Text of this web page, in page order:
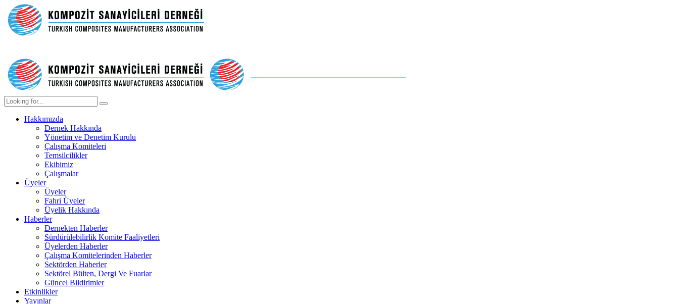
Hakkımızda
Dernek Hakkında
Yönetim ve Denetim Kurulu
Çalışma Komiteleri
Temsilcilikler
Ekibimiz
Çalışmalar
Üyeler
Üyeler
Fahri Üyeler
Üyelik Hakkında
Haberler
Dernekten Haberler
Sürdürülebilirlik Komite Faaliyetleri
Üyelerden Haberler
Çalışma Komitelerinden Haberler
Sektörden Haberler
Sektörel Bülten, Dergi Ve Fuarlar
Güncel Bildirimler
Etkinlikler
Yayınlar